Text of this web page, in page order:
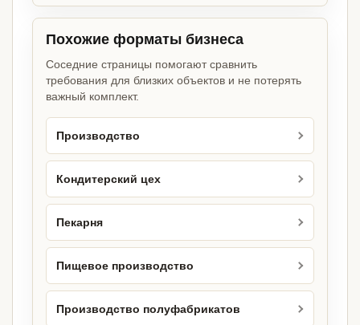
Похожие форматы бизнеса
Соседние страницы помогают сравнить
требования для близких объектов и не потерять
важный комплект.
Производство
Кондитерский цех
Пекарня
Пищевое производство
Производство полуфабрикатов